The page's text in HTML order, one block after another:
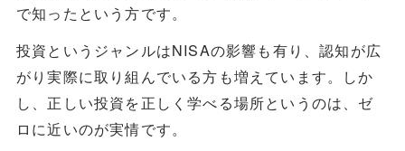
で知ったという方です。
投資というジャンルはNISAの影響も有り、認知が広
がり実際に取り組んでいる方も増えています。しか
し、正しい投資を正しく学べる場所というのは、ゼ
ロに近いのが実情です。